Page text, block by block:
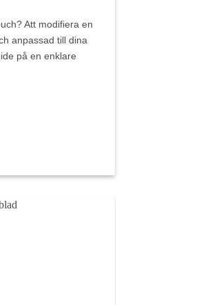
Att modifiera en
anpassad till dina
på en enklare